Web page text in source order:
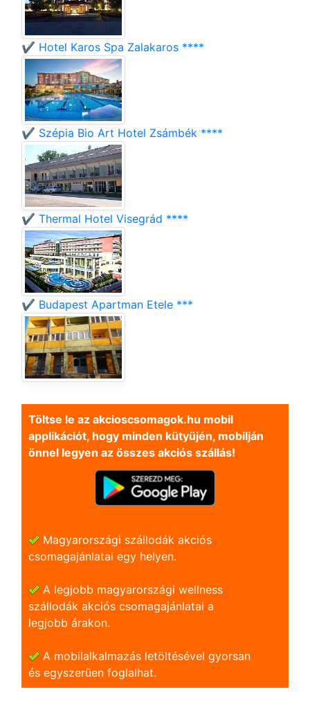
✔️ Hotel Karos Spa Zalakaros ****
✔️ Szépia Bio Art Hotel Zsámbék ****
✔️ Thermal Hotel Visegrád ****
✔️ Budapest Apartman Etele ***
Töltse le az akcioscsomagok.hu mobil
applikációt, hogy minden kütyüjén, mobilján
önnel legyen az összes akciós szállás!
Magyarországi szállodák akciós
csomagajánlatai egy helyen.
A legjobb magyarországi wellness
szállodák akciós csomagajánlatai a
legjobb árakon.
A mobilalkalmazás letöltésével gyorsan
és egyszerũen foglalhat.